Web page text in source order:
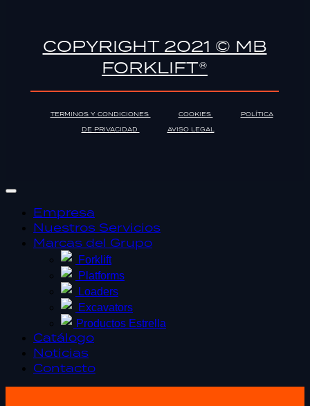
COPYRIGHT 2021 © MB
FORKLIFT®
TERMINOS Y CONDICIONES COOKIES
POLÍTICA
DE PRIVACIDAD
AVISO LEGAL
Empresa
Nuestros Servicios
Marcas del Grupo
Forklift
Platforms
Loaders
Excavators
Productos Estrella
Catálogo
Noticias
Contacto